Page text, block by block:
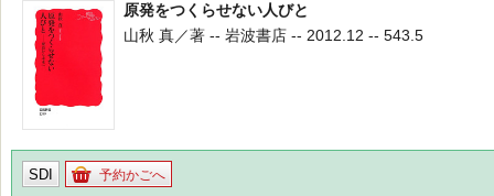
原発をつくらせない人びと
山秋 真／著 -- 岩波書店 -- 2012.12 -- 543.5
SDI 予約かごへ